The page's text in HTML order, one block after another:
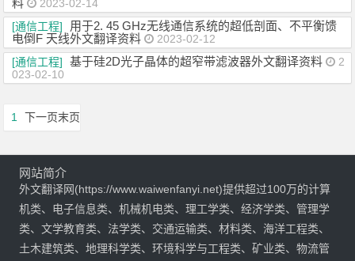
料
2023-02-14
[通信工程]
用于2. 45 GHz无线通信系统的超低剖面、不平衡馈
电倒F 天线外文翻译资料
2023-02-12
[通信工程]
基于硅2D光子晶体的超窄带滤波器外文翻译资料
2
023-02-10
1 下一页末页
网站简介
外文翻译网(https://www.waiwenfanyi.net)提供超过100万的计算
机类、电子信息类、机械机电类、理工学类、经济学类、管理学
类、文学教育类、法学类、交通运输类、材料类、海洋工程类、
土木建筑类、地理科学类、环境科学与工程类、矿业类、物流管